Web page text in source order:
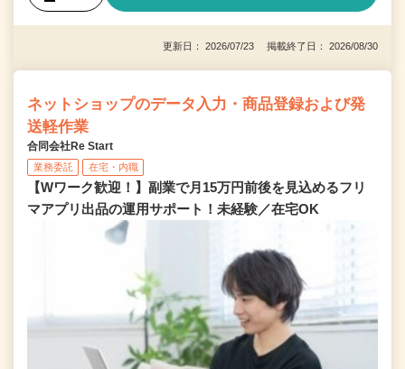
更新日： 2026/07/23 掲載終了日： 2026/08/30
ネットショップのデータ入力・商品登録および発
送軽作業
合同会社Re Start
業務委託 在宅・内職
【Wワーク歓迎！】副業で月15万円前後を見込めるフリ
マアプリ出品の運用サポート！未経験／在宅OK